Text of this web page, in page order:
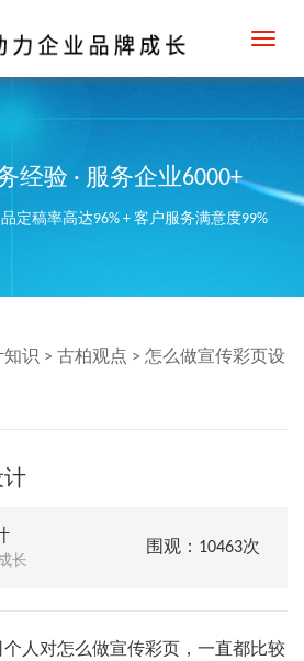
经验 · 服务企业6000+
定稿率高达96% + 客户服务满意度99%
知识 > 古柏观点 > 怎么做宣传彩页设
计
长
围观：10463次
人对怎么做宣传彩页，一直都比较